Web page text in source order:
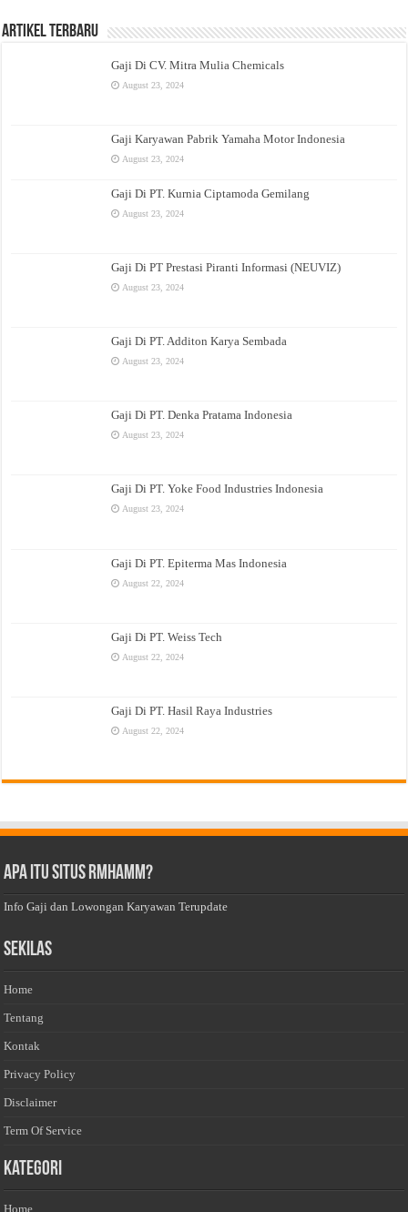
Artikel Terbaru
Gaji Di CV. Mitra Mulia Chemicals
August 23, 2024
Gaji Karyawan Pabrik Yamaha Motor Indonesia
August 23, 2024
Gaji Di PT. Kurnia Ciptamoda Gemilang
August 23, 2024
Gaji Di PT Prestasi Piranti Informasi (NEUVIZ)
August 23, 2024
Gaji Di PT. Additon Karya Sembada
August 23, 2024
Gaji Di PT. Denka Pratama Indonesia
August 23, 2024
Gaji Di PT. Yoke Food Industries Indonesia
August 23, 2024
Gaji Di PT. Epiterma Mas Indonesia
August 22, 2024
Gaji Di PT. Weiss Tech
August 22, 2024
Gaji Di PT. Hasil Raya Industries
August 22, 2024
Apa Itu Situs Rmhamm?
Info Gaji dan Lowongan Karyawan Terupdate
Sekilas
Home
Tentang
Kontak
Privacy Policy
Disclaimer
Term Of Service
Kategori
Home